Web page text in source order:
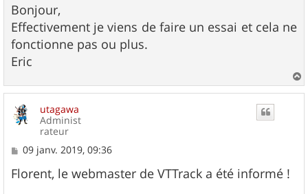
s
s
a
g
e
Bonjour,
Effectivement je viens de faire un essai et cela ne
fonctionne pas ou plus.
Eric
a
utagawa
Administ
rateur
M
s
s
09 janv. 2019, 09:36
Florent, le webmaster de VTTrack a été informé !